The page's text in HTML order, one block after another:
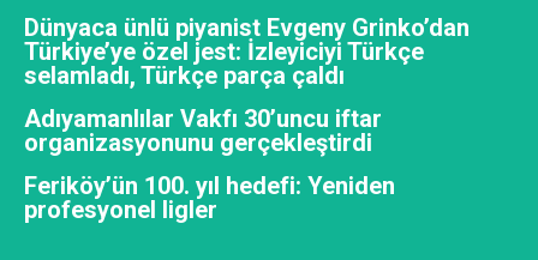
Dünyaca ünlü piyanist Evgeny Grinko’dan
Türkiye’ye özel jest: İzleyiciyi Türkçe
selamladı, Türkçe parça çaldı
Adıyamanlılar Vakfı 30’uncu iftar
organizasyonunu gerçekleştirdi
Feriköy’ün 100. yıl hedefi: Yeniden
profesyonel ligler